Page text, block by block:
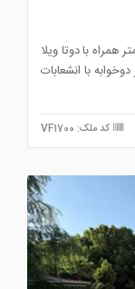
ویلا در شهریار والفجر به مساحت 2400 متر همراه با دوتا ویلا
های 500 متر چهار خوابه و 250 متر دوخوابه با انشعابات
می شود .
کد ملک: VF1700